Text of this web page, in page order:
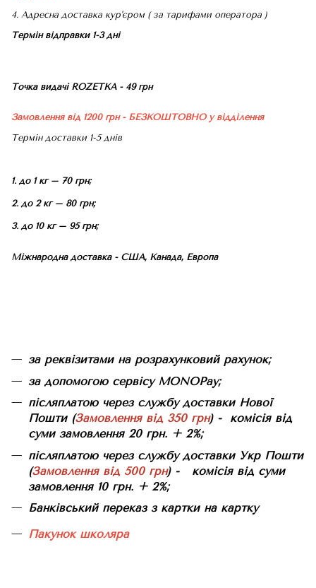
4. Адресна доставка кур'єром ( за тарифами оператора )
Термін відправки 1-3 дні
Точка видачі ROZETKA - 49 грн
Замовлення від 1200 грн - БЕЗКОШТОВНО у відділення
Термін доставки 1-5 днів
1. до 1 кг – 70 грн;
2. до 2 кг – 80 грн;
3. до 10 кг – 95 грн;
Міжнародна доставка - США, Канада, Европа
за реквізитами на розрахунковий рахунок;
за допомогою сервісу MONOPay;
післяплатою через службу доставки Нової
Пошти (Замовлення від 350 грн) - комісія від
суми замовлення 20 грн. + 2%;
післяплатою через службу доставки Укр Пошти
(Замовлення від 500 грн) - комісія від суми
замовлення 10 грн. + 2%;
Банківський переказ з картки на картку
Пакунок школяра